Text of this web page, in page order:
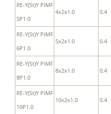
RE-Y(St)Y PiMF
5P1.0
4x2x1.0 0.4
RE-Y(St)Y PiMF
6P1.0
5x2x1.0 0.4
RE-Y(St)Y PiMF
8P1.0
8x2x1.0 0.4
RE-Y(St)Y PiMF
10P1.0
10x2x1.0 0.4